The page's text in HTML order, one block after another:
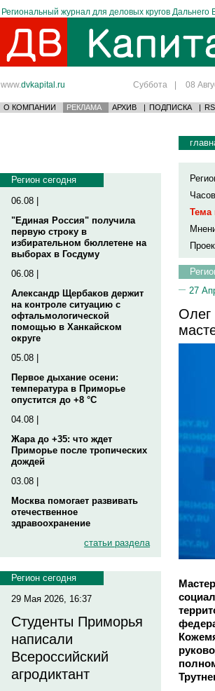
Региональный журнал для деловых кругов Дальнего
www.dvkapital.ru Суббота | 08
О КОМПАНИИ РЕКЛАМА АРХИВ | ПОДПИСКА |
Регион сегодня
06.08 |
"Единая Россия" получила
первую строку в
избирательном бюллетене на
выборах в Госдуму
06.08 |
Александр Щербаков держит
на контроле ситуацию с
офтальмологической
помощью в Ханкайском
округе
05.08 |
Первое дыхание осени:
температура в Приморье
опустится до +8 °C
04.08 |
Жара до +35: что ждет
Приморье после тропических
дождей
03.08 |
Москва помогает развивать
отечественное
здравоохранение
статьи раздела
Регион сегодня
29 Мая 2026, 16:37
Студенты Приморья
написали
Всероссийский
агродиктант
Тема
27
Олег